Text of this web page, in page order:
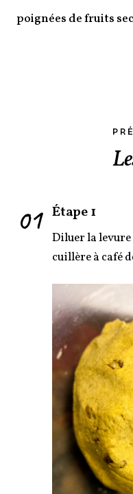
poignées de fruits
01 Étape 1
Diluer la levure
cuillère à café